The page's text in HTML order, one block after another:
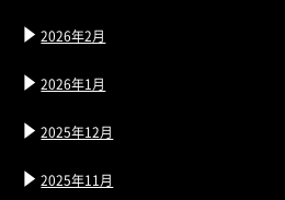
2026年2月
2026年1月
2025年12月
2025年11月